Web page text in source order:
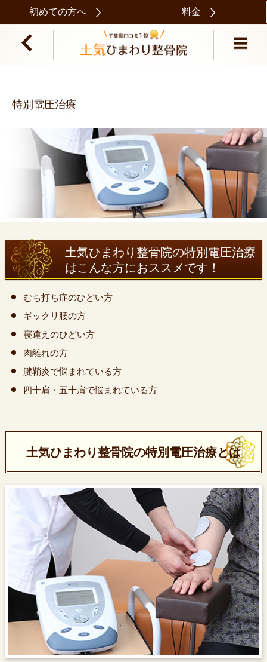
初めての方へ 料金
特別電圧治療
土気ひまわり整骨院の特別電圧治療
はこんな方におススメです！
むち打ち症のひどい方
ギックリ腰の方
寝違えのひどい方
肉離れの方
腱鞘炎で悩まれている方
四十肩・五十肩で悩まれている方
土気ひまわり整骨院の特別電圧治療とは